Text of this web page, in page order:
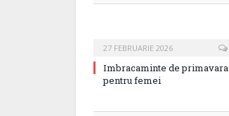
27 FEBRUARIE 2026
Imbracaminte de primavara
pentru femei